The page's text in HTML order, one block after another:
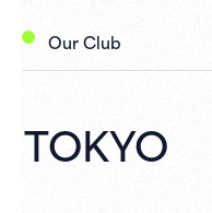
Our Club
TOKYO